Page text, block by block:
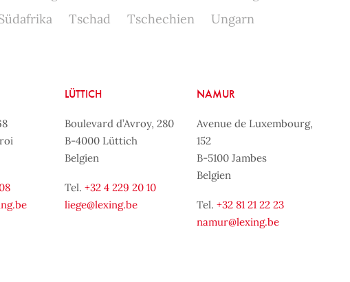
Tschad Tschechien
Ungarn
LÜTTICH
Boulevard d’Avroy, 280
B-4000 Lüttich
Belgien
Tel. +32 4 229 20 10
liege@lexing.be
NAMUR
Avenue de Luxembourg,
152
B-5100 Jambes
Belgien
Tel.+32 81 21 22 23
namur@lexing.be